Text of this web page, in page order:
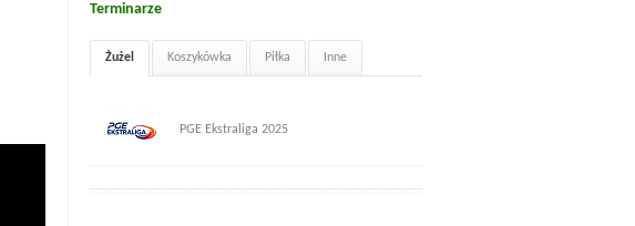
Terminarze
Żużel Koszykówka Piłka Inne
PGE Ekstraliga 2025